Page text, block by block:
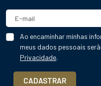
Ao encaminhar minhas
meus dados pessoais
Privacidade.
CADASTRAR